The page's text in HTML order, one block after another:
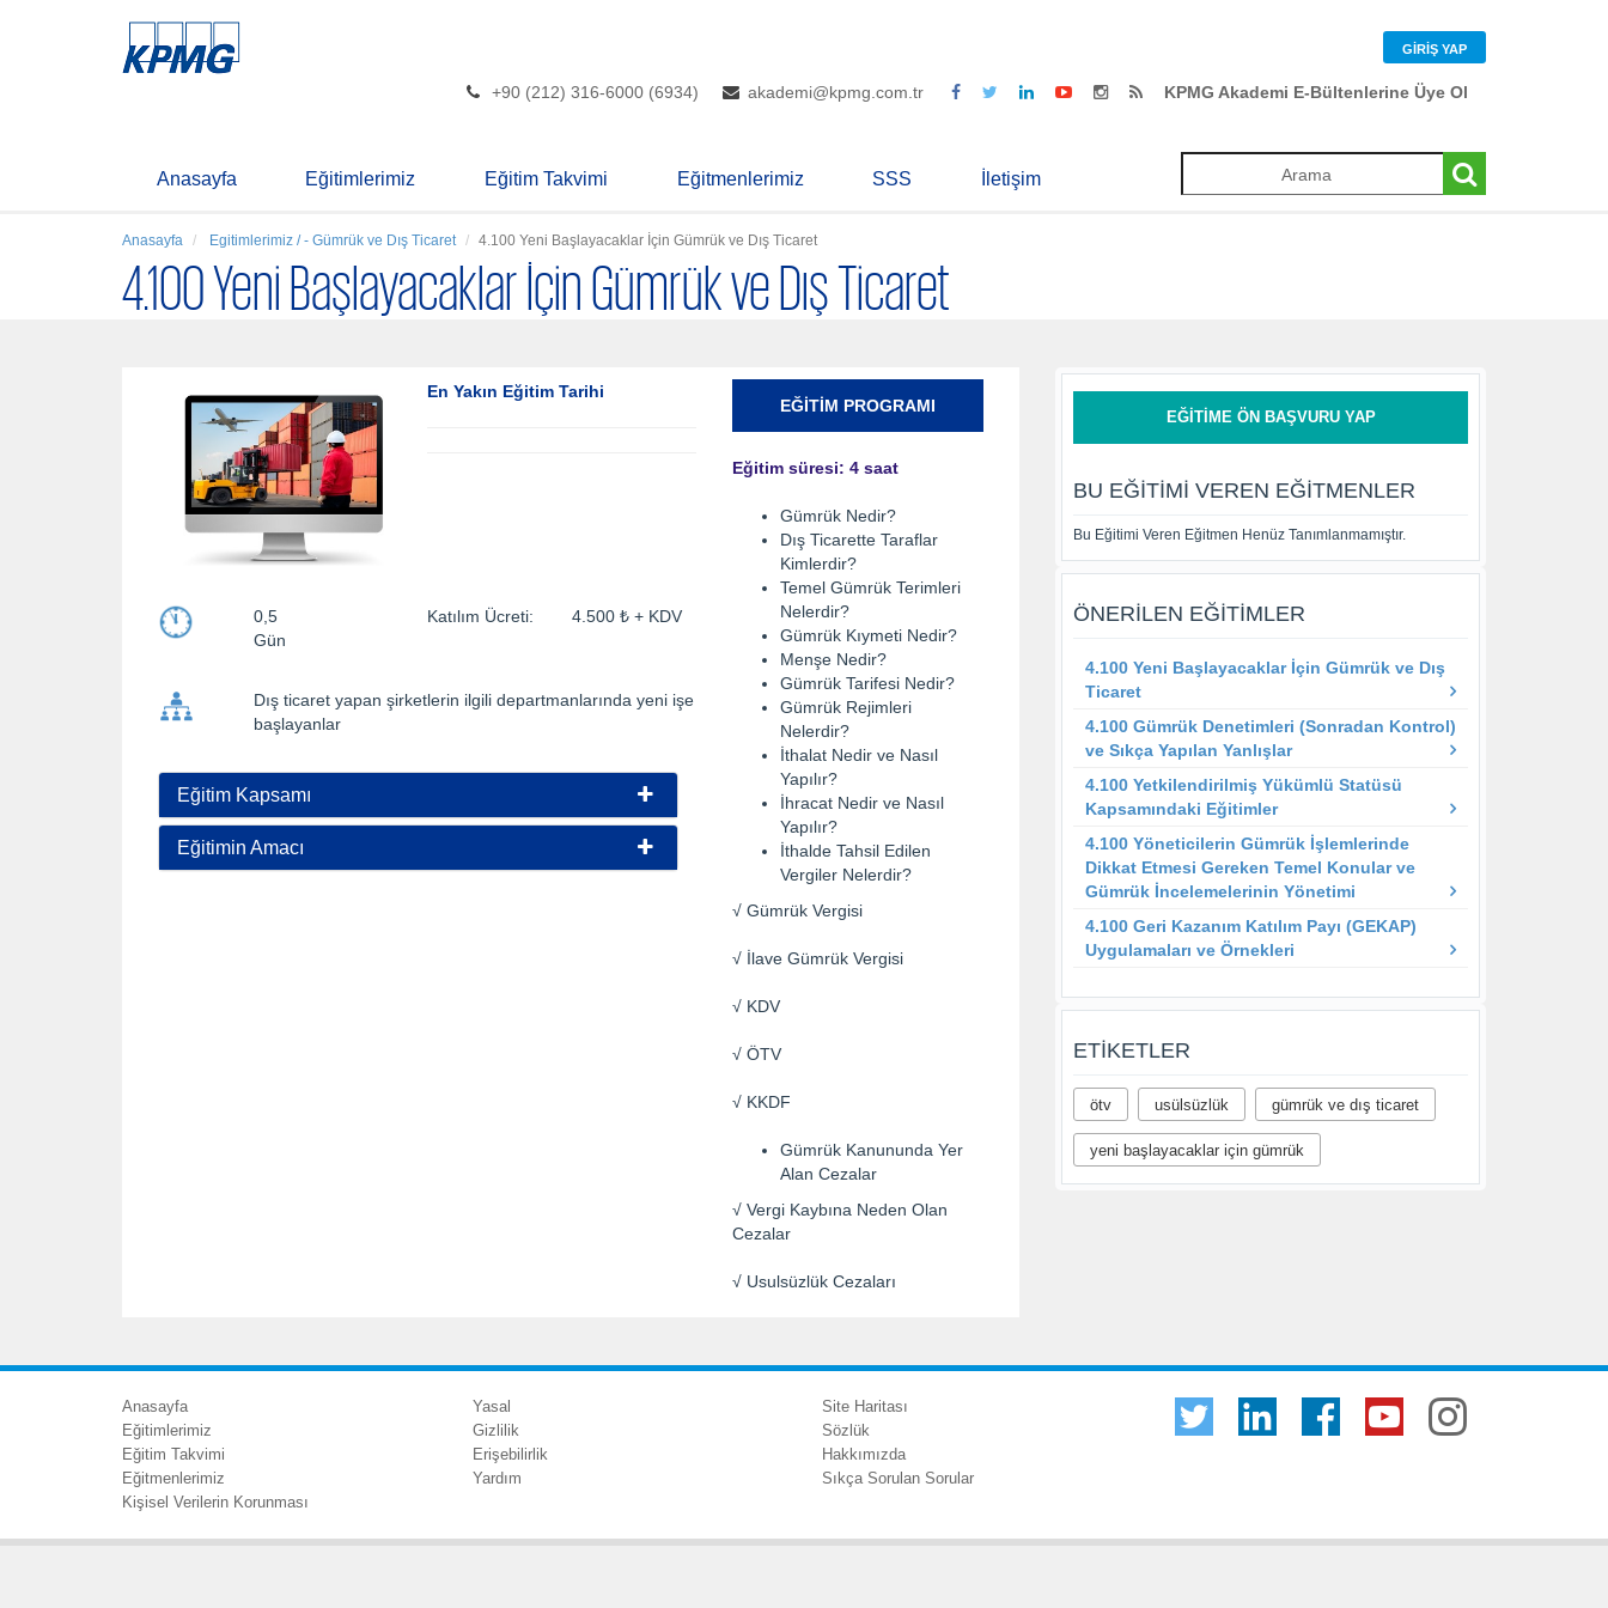
GIRIŞ YAP
+90 (212) 316-6000 (6934) akademi@kpmg.com.tr KPMG Akademi E-Bültenlerine Üye Ol
Anasayfa Eğitimlerimiz Eğitim Takvimi Eğitmenlerimiz SSS İletişim
Anasayfa Egitimlerimiz / - Gümrük ve Dış Ticaret 4.100 Yeni Başlayacaklar İçin Gümrük ve Dış Ticaret
4.100 Yeni Başlayacaklar İçin Gümrük ve Dış Ticaret
En Yakın Eğitim Tarihi
0,5
Gün
Katılım Ücreti: 4.500 ₺ + KDV
Dış ticaret yapan şirketlerin ilgili departmanlarında yeni işe
başlayanlar
Eğitim Kapsamı
Eğitimin Amacı
EĞITIM PROGRAMI
Eğitim süresi: 4 saat
Gümrük Nedir?
Dış Ticarette Taraflar
Kimlerdir?
Temel Gümrük Terimleri
Nelerdir?
Gümrük Kıymeti Nedir?
Menşe Nedir?
Gümrük Tarifesi Nedir?
Gümrük Rejimleri
Nelerdir?
İthalat Nedir ve Nasıl
Yapılır?
İhracat Nedir ve Nasıl
Yapılır?
İthalde Tahsil Edilen
Vergiler Nelerdir?
√ Gümrük Vergisi
√ İlave Gümrük Vergisi
√ KDV
√ ÖTV
√ KKDF
Gümrük Kanununda Yer
Alan Cezalar
√ Vergi Kaybına Neden Olan
Cezalar
√ Usulsüzlük Cezaları
EĞITIME ÖN BAŞVURU YAP
BU EĞITIMI VEREN EĞITMENLER
Bu Eğitimi Veren Eğitmen Henüz Tanımlanmamıştır.
ÖNERILEN EĞITIMLER
4.100 Yeni Başlayacaklar İçin Gümrük ve Dış
Ticaret
4.100 Gümrük Denetimleri (Sonradan Kontrol)
ve Sıkça Yapılan Yanlışlar
4.100 Yetkilendirilmiş Yükümlü Statüsü
Kapsamındaki Eğitimler
4.100 Yöneticilerin Gümrük İşlemlerinde
Dikkat Etmesi Gereken Temel Konular ve
Gümrük İncelemelerinin Yönetimi
4.100 Geri Kazanım Katılım Payı (GEKAP)
Uygulamaları ve Örnekleri
ETIKETLER
ötv usülsüzlük gümrük ve dış ticaret
yeni başlayacaklar için gümrük
Anasayfa
Eğitimlerimiz
Eğitim Takvimi
Eğitmenlerimiz
Kişisel Verilerin Korunması
Yasal
Gizlilik
Erişebilirlik
Yardım
Site Haritası
Sözlük
Hakkımızda
Sıkça Sorulan Sorular